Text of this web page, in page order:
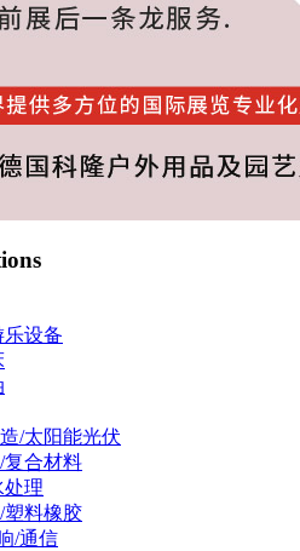
乐设备
/太阳能光伏
复合材料
处理
塑料橡胶
/通信